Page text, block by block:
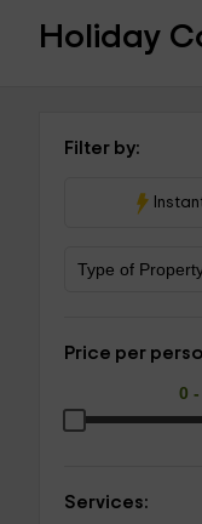
Holiday
Filter by:
Price per
Services: